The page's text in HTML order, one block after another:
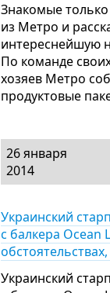
Знакомые
из Метро и
интереснейшую
По команде
хозяев Метро
продуктовые
26 января
2014
Украинский
с балкера Ocean
Украинский